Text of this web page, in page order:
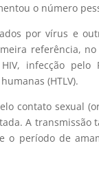
o número
por vírus e
referência,
infecção pelo
(HTLV).
contato sexual
A transmissão
período de